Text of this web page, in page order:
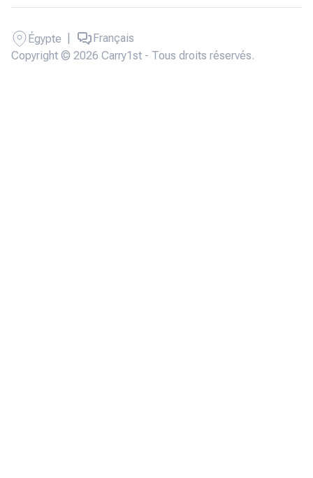
Copyright © 2026 Carry1st - Tous droits réservés.
Égypte Français